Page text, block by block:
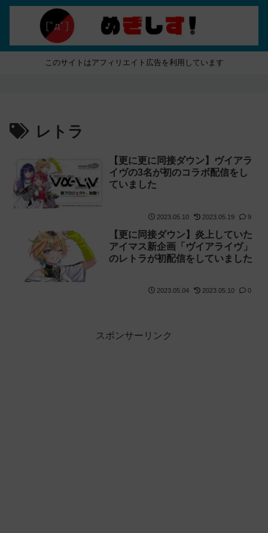
このサイトはアフィリエイト広告を利用しています
レトラ
【更に更に同接ダウン】ヴイアラ
イヴの3名が初のコラボ配信をし
ていました
2023.05.10 2023.05.19 9
【更に同接ダウン】炎上していた
アイマス新企画「ヴイアライヴ」
のレトラが初配信をしていました
2023.05.04 2023.05.10 0
スポンサーリンク